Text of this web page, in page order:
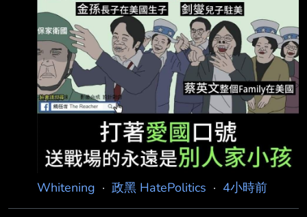
Whitening · 政黑 HatePolitics · 4小時前